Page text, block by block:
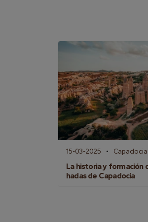
15-03-2025 Capadocia
La historia y formación
hadas de Capadocia